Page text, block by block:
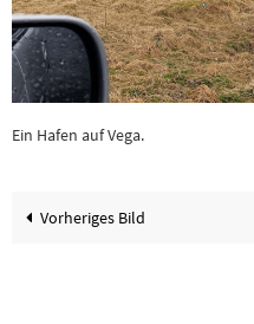
Ein Hafen auf Vega.
Vorheriges Bild